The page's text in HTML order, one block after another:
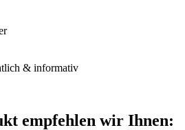
& informativ
empfehlen wir Ihnen: